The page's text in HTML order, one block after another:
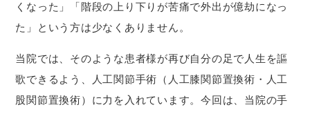
くなった」「階段の上り下りが苦痛で外出が億劫になっ
た」という方は少なくありません。
当院では、そのような患者様が再び自分の足で人生を謳
歌できるよう、人工関節手術（人工膝関節置換術・人工
股関節置換術）に力を入れています。今回は、当院の手